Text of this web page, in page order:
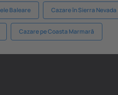
Baleare Cazare în Sierra Nevada
Cazare pe Coasta Marmară